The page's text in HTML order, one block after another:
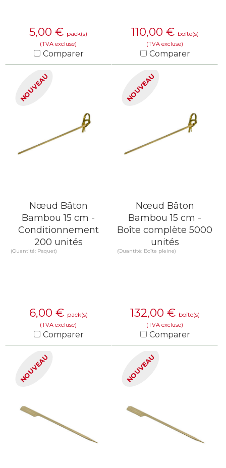
5,00 € pack(s)
(TVA excluse)
Comparer
EN SAVOIR PLUS
110,00 € boîte(s)
(TVA excluse)
Comparer
EN SAVOIR PLUS
NOUVEAU
Nœud Bâton
Bambou 15 cm -
Conditionnement
200 unités
(Quantité: Paquet)
6,00 € pack(s)
(TVA excluse)
Comparer
EN SAVOIR PLUS
NOUVEAU
Nœud Bâton
Bambou 15 cm -
Boîte complète 5000
unités
(Quantité: Boîte pleine)
132,00 € boîte(s)
(TVA excluse)
Comparer
EN SAVOIR PLUS
NOUVEAU NOUVEAU